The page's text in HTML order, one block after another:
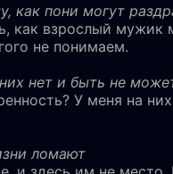
как пони могут
как взрослый
не понимаем.
нет и быть не
У меня на
ломают